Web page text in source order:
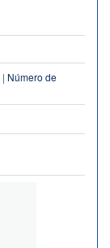
| Número de